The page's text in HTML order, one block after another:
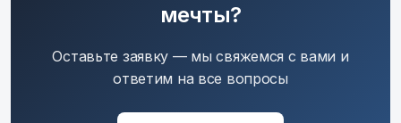
мечты?
Оставьте заявку — мы свяжемся с вами и
ответим на все вопросы